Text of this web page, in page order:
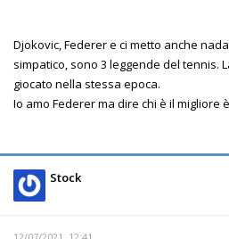
Djokovic, Federer e ci metto anche
simpatico, sono 3 leggende del tennis.
giocato nella stessa epoca.
Io amo Federer ma dire chi è il migliore
Stock